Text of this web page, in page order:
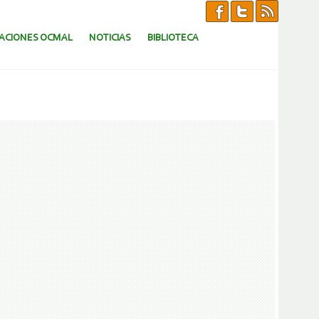
OCMAL NOTICIAS BIBLIOTECA